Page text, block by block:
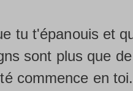
tu t'épanouis et
sont plus que
commence en